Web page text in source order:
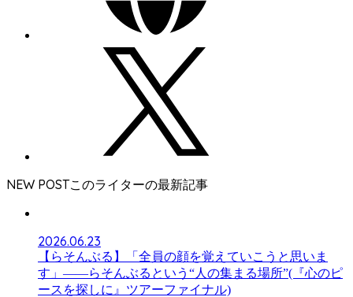
NEW POST
2026.06.23
【らそんぶる】「全員の顔を覚えていこうと思いま
す」――らそんぶるという“人の集まる場所”(『心のピ
ースを探しに』ツアーファイナル)